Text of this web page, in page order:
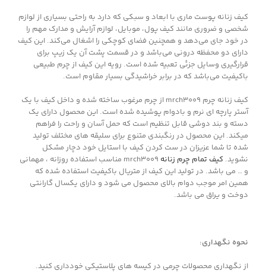
کیف زنانه پوست ماری با ابعاد و سبکی که دارد به راحتی بسیاری از لوازم
شخصی و ضروری مانند کیف پول، موبایل، لوازم آرایش و مدارک مهم را
در خود جای می‌دهد و همچنین فضای کوچکی را اشغال می‌کند. این کیف
دارای دو محفظه درونی می‌باشد و در قسمت پشت آن یک زیپ برای
قرارگیری وسایل جزئی تعبیه شده است. رویه این کیف از چرم طبیعی
باکیفیت می‌باشد که در برابر خراشیدگی بسیار مقاوم است.
کیف زنانه چرم mrch3009 از چرم مرغوب ساخته شده و داخل کیف با یک
آستر پارچه ای نرم و بادوام پوشیده شده است. این محصول دارای یک
دسته و بند دوشی قابل تنظیم است که حمل آسان و راحت را فراهم
میکند. این محصول در رنگبندی متنوع برای سلیقه های مختلف تولید
شده تا شما عزیزان در ست کردن کیف با استایل خود دچار مشکل
نشوید. کیف تمام چرم زنانه
mrch3009 مناسب استفاده روزانه ، مهمانی
و … می باشد. در تولید این کیف از متریال باکیفیت استفاده شده که
همین امر موجب دوام بالای محصول می شود و دارای یکسال گارانتی
دوخت و یراق می باشد.
نحوه نگهداری:
از نگهداری محصولات چرمی در کیسه های پلاستیکی خودداری کنید.